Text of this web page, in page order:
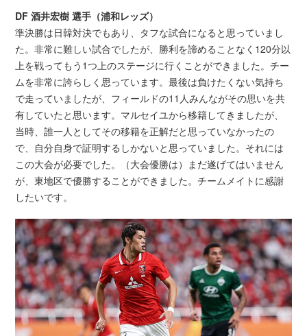
DF 酒井宏樹 選手（浦和レッズ）
準決勝は日韓対決でもあり、タフな試合になると思っていまし
た。非常に難しい試合でしたが、勝利を諦めることなく120分以
上を戦ってもう1つ上のステージに行くことができました。チー
ムを非常に誇らしく思っています。最後は負けたくない気持ち
で走っていましたが、フィールドの11人みんながその思いを共
有していたと思います。マルセイユから移籍してきましたが、
当時、誰一人としてその移籍を正解だと思っていなかったの
で、自分自身で証明するしかないと思っていました。それには
この大会が必要でした。（大会優勝は）まだ遂げてはいません
が、東地区で優勝することができました。チームメイトに感謝
したいです。